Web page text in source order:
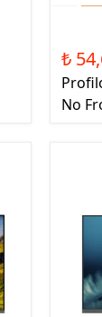
₺
No